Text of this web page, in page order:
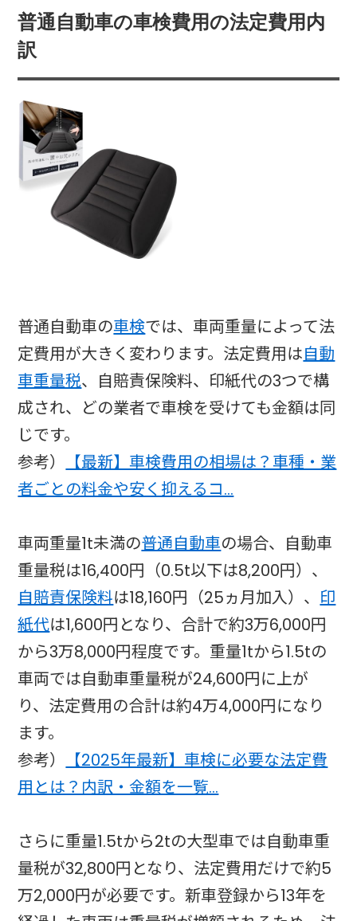
普通自動車の車検費用の法定費用内
訳
普通自動車の車検では、車両重量によって法
定費用が大きく変わります。法定費用は自動
車重量税、自賠責保険料、印紙代の3つで構
成され、どの業者で車検を受けても金額は同
じです。
参考）
【最新】車検費用の相場は？車種・業
者ごとの料金や安く抑えるコ…
車両重量1t未満の普通自動車の場合、自動車
重量税は16,400円（0.5t以下は8,200円）、
自賠責保険料は18,160円（25ヵ月加入）、 印
紙代は1,600円となり、合計で約3万6,000円
から3万8,000円程度です。重量1tから1.5tの
車両では自動車重量税が24,600円に上が
り、法定費用の合計は約4万4,000円になり
ます。
参考）
【2025年最新】車検に必要な法定費
用とは？内訳・金額を一覧…
さらに重量1.5tから2tの大型車では自動車重
量税が32,800円となり、法定費用だけで約5
万2,000円が必要です。新車登録から13年を